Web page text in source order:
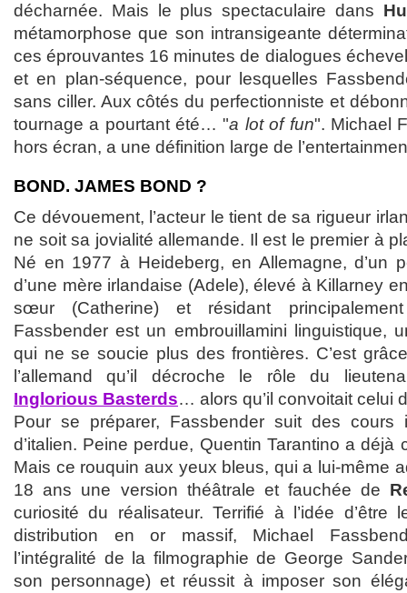
décharnée. Mais le plus spectaculaire dans
métamorphose que son intransigeante
ces éprouvantes 16 minutes de dialogues
et en plan-séquence, pour lesquelles
sans ciller. Aux côtés du perfectionniste et
tournage a pourtant été… "a lot of fun". Michael
hors écran, a une définition large de
BOND. JAMES BOND ?
Ce dévouement, l’acteur le tient de sa rigueur
ne soit sa jovialité allemande. Il est le premier à
Né en 1977 à Heideberg, en Allemagne, d’un
d’une mère irlandaise (Adele), élevé à Killarney
sœur (Catherine) et résidant
Fassbender est un embrouillamini linguistique,
qui ne se soucie plus des frontières. C’est
l’allemand qu’il décroche le rôle du
Inglorious Basterds… alors qu’il convoitait celui
Pour se préparer, Fassbender suit des cours
d’italien. Peine perdue, Quentin Tarantino a déjà
Mais ce rouquin aux yeux bleus, qui a lui-même
18 ans une version théâtrale et fauchée de
curiosité du réalisateur. Terrifié à l’idée d’être
distribution en or massif, Michael
l’intégralité de la filmographie de George
son personnage) et réussit à imposer son